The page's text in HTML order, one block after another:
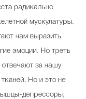
радикально
мускулатуры.
нам выразить
эмоции. Но треть
за нашу
Но и это не
депрессоры,